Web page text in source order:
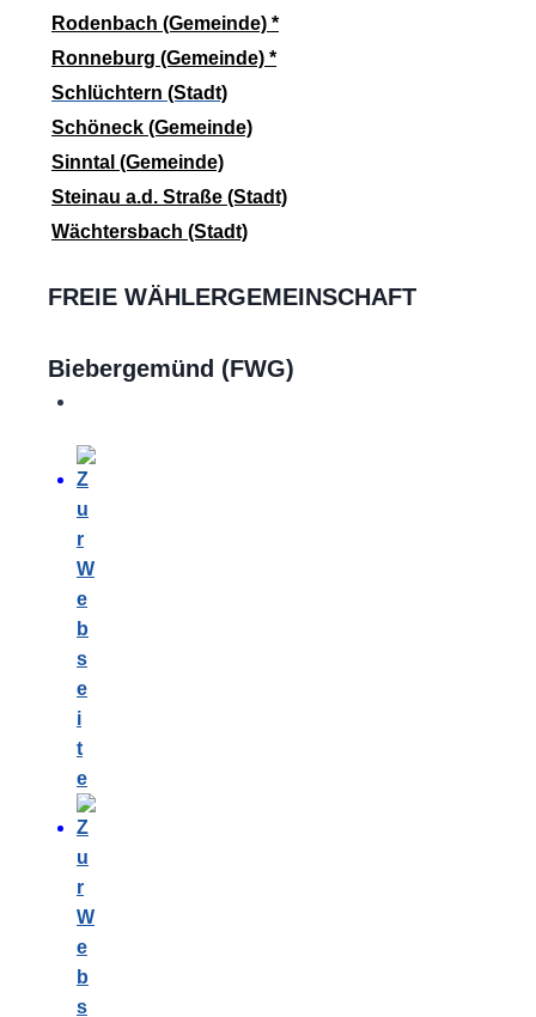
Rodenbach (Gemeinde) *
Ronneburg (Gemeinde) *
Schlüchtern (Stadt)
Schöneck (Gemeinde)
Sinntal (Gemeinde)
Steinau a.d. Straße (Stadt)
Wächtersbach (Stadt)
FREIE WÄHLERGEMEINSCHAFT
Biebergemünd (FWG)